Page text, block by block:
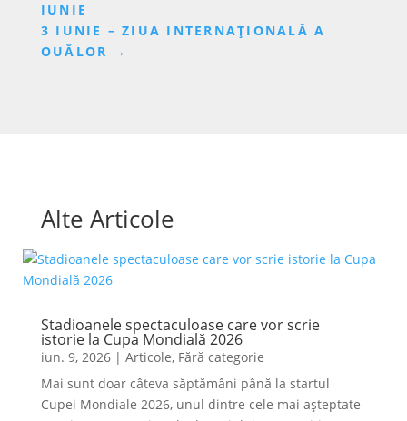
IUNIE
3 IUNIE – ZIUA INTERNAȚIONALĂ A
OUĂLOR →
Alte Articole
Stadioanele spectaculoase care vor scrie
istorie la Cupa Mondială 2026
iun. 9, 2026| Articole, Fără categorie
Mai sunt doar câteva săptămâni până la startul
Cupei Mondiale 2026, unul dintre cele mai așteptate